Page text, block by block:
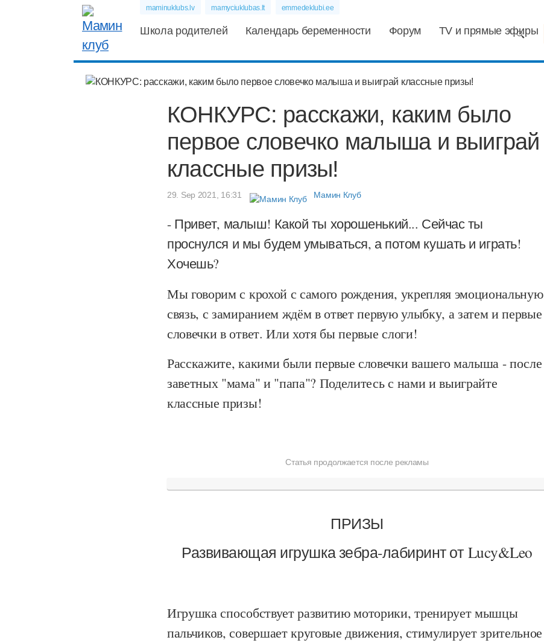
maminuklubs.lv mamyciuklubas.lt emmedeklubi.ee
Школа родителей Календарь беременности Форум TV и прямые эфиры
КОНКУРС: расскажи, каким было
первое словечко малыша и выиграй
классные призы!
29. Sep 2021, 16:31 Мамин Клуб
- Привет, малыш! Какой ты хорошенький... Сейчас ты
проснулся и мы будем умываться, а потом кушать и играть!
Хочешь?
Мы говорим с крохой с самого рождения, укрепляя эмоциональную
связь, с замиранием ждём в ответ первую улыбку, а затем и первые
словечки в ответ. Или хотя бы первые слоги!
Расскажите, какими были первые словечки вашего малыша - после
заветных "мама" и "папа"? Поделитесь с нами и выиграйте
классные призы!
Статья продолжается после рекламы
ПРИЗЫ
Развивающая игрушка зебра-лабиринт от Lucy&Leo
Игрушка способствует развитию моторики, тренирует мышцы
пальчиков, совершает круговые движения, стимулирует зрительное